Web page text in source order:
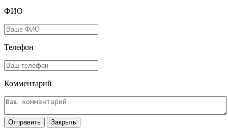
ФИО
Телефон
Комментарий
Закрыть